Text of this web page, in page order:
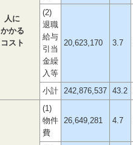
人に
かかる
コスト
(2)
退職
給与
引当
金繰
入等
20,623,170 3.7
小計 242,876,537 43.2
(1)
物件
費
26,649,281 4.7